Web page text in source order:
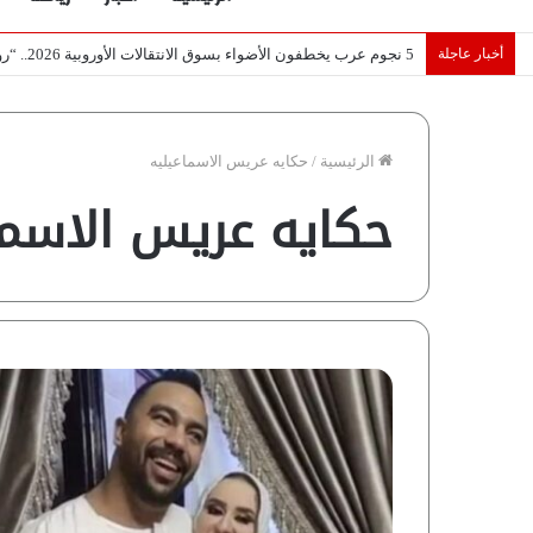
أخبار عاجلة تصريح أثار القلق.. مسؤول بالغرفة التجارية يوضح حقيقة غش
الرئيسية / حكايه عريس الاسماعيليه
حكايه عريس